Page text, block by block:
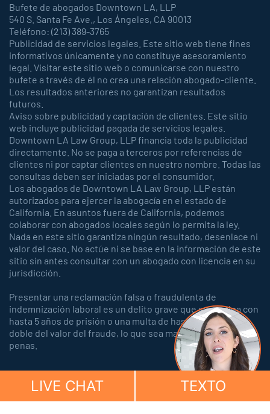
Bufete de abogados Downtown LA, LLP
540 S. Santa Fe Ave., Los Ángeles, CA 90013
Teléfono: (213) 389-3765
Publicidad de servicios legales. Este sitio web tiene fines
informativos únicamente y no constituye asesoramiento
legal. Visitar este sitio web o comunicarse con nuestro
bufete a través de él no crea una relación abogado-cliente.
Los resultados anteriores no garantizan resultados
futuros.
Aviso sobre publicidad y captación de clientes. Este sitio
web incluye publicidad pagada de servicios legales.
Downtown LA Law Group, LLP financia toda la publicidad
directamente. No se paga a terceros por referencias de
clientes ni por captar clientes en nuestro nombre. Todas las
consultas deben ser iniciadas por el consumidor.
Los abogados de Downtown LA Law Group, LLP están
autorizados para ejercer la abogacía en el estado de
California. En asuntos fuera de California, podemos
colaborar con abogados locales según lo permita la ley.
Nada en este sitio garantiza ningún resultado, desenlace ni
valor del caso. No actúe ni se base en la información de este
sitio sin antes consultar con un abogado con licencia en su
jurisdicción.
Presentar una reclamación falsa o fraudulenta de
indemnización laboral es un delito grave que se castiga con
hasta 5 años de prisión o una multa de hasta 150.000 o el
doble del valor del fraude, lo que sea mayor, o con ambas
penas.
LIVE CHAT TEXTO